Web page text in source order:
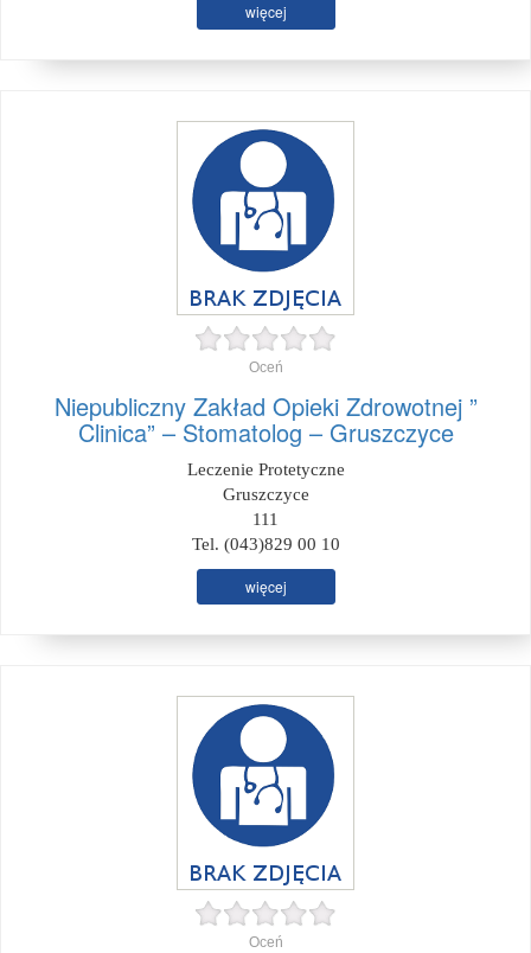
więcej
Oceń
Niepubliczny Zakład Opieki Zdrowotnej ”
Clinica” – Stomatolog – Gruszczyce
Leczenie Protetyczne
Gruszczyce
111
Tel. (043)829 00 10
więcej
Oceń